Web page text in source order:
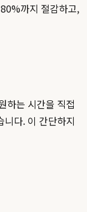
까지 절감하고,
하는 시간을 직접
다. 이 간단하지